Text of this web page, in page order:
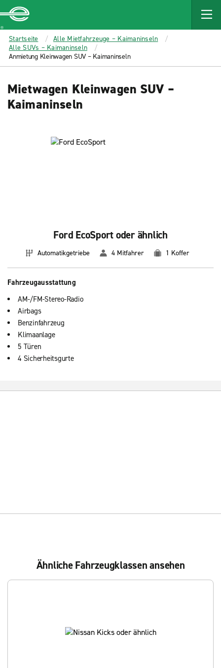
MAIN
CONTENT
Enterprise
Startseite
Alle Mietfahrzeuge – Kaimaninseln
Alle SUVs – Kaimaninseln
Anmietung Kleinwagen SUV – Kaimaninseln
Mietwagen Kleinwagen SUV –
Kaimaninseln
Ford EcoSport oder ähnlich
Automatikgetriebe 4 Mitfahrer 1 Koffer
Fahrzeugausstattung
AM-/FM-Stereo-Radio
Airbags
Benzinfahrzeug
Klimaanlage
5 Türen
4 Sicherheitsgurte
Ähnliche Fahrzeugklassen ansehen